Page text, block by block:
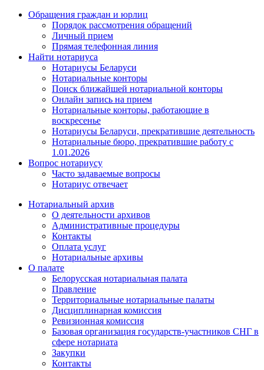
Обращения граждан и юрлиц
Порядок рассмотрения обращений
Личный прием
Прямая телефонная линия
Найти нотариуса
Нотариусы Беларуси
Нотариальные конторы
Поиск ближайшей нотариальной конторы
Онлайн запись на прием
Нотариальные конторы, работающие в
воскресенье
Нотариусы Беларуси, прекратившие деятельность
Нотариальные бюро, прекратившие работу с
1.01.2026
Вопрос нотариусу
Часто задаваемые вопросы
Нотариус отвечает
Нотариальный архив
О деятельности архивов
Административные процедуры
Контакты
Оплата услуг
Нотариальные архивы
О палате
Белорусская нотариальная палата
Правление
Территориальные нотариальные палаты
Дисциплинарная комиссия
Ревизионная комиссия
Базовая организация государств-участников СНГ в
сфере нотариата
Закупки
Контакты